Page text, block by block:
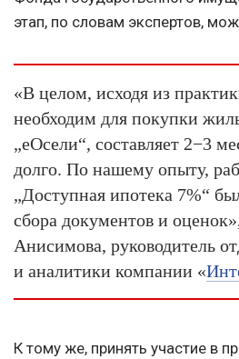
этап, по словам экспертов,
«В целом, исходя из
необходим для покупки
„еОсели“, составляет 2−3
долго. По нашему опыту,
„Доступная ипотека 7%“
сбора документов и
Анисимова, руководитель
и аналитики компании «
К тому же, принять участие в